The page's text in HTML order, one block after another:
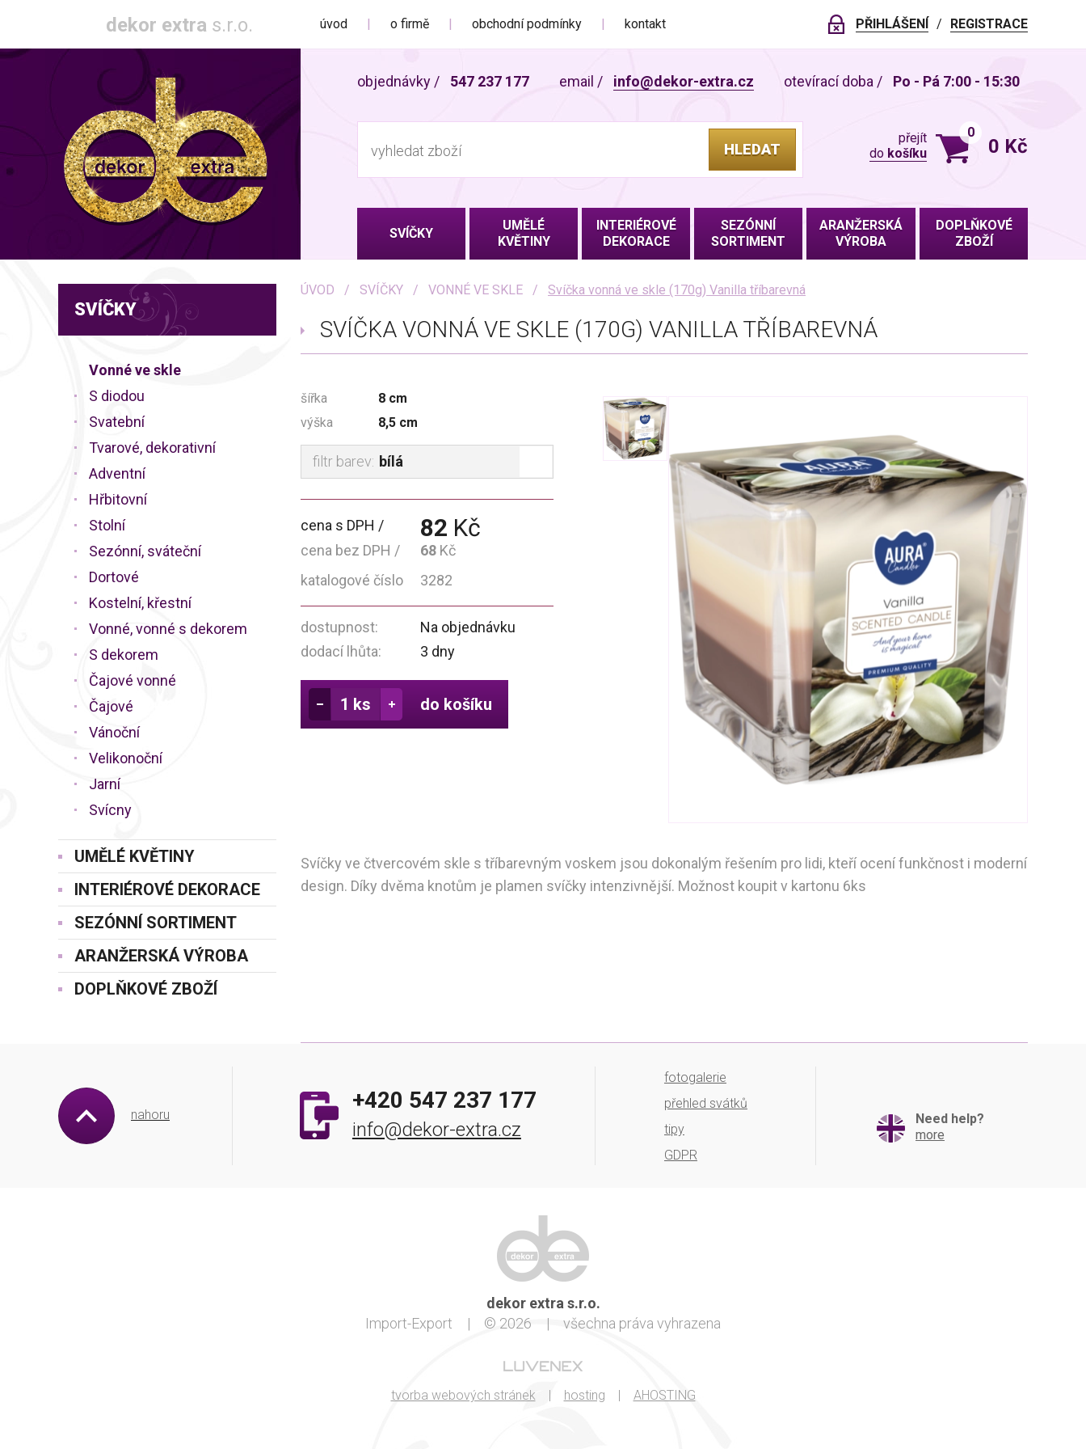
úvod o firmě obchodní podmínky kontakt PŘIHLÁŠENÍ REGISTRACE
dekor extra s.r.o.
objednávky / 547 237 177 email / info@dekor-extra.cz otevírací doba / Po - Pá 7:00 - 15:30
HLEDAT
přejít
do košíku
0
0 Kč
SVÍČKY
UMĚLÉ
KVĚTINY
INTERIÉROVÉ
DEKORACE
SEZÓNNÍ
SORTIMENT
ARANŽERSKÁ
VÝROBA
DOPLŇKOVÉ
ZBOŽÍ
SVÍČKY
Vonné ve skle
S diodou
Svatební
Tvarové, dekorativní
Adventní
Hřbitovní
Stolní
Sezónní, sváteční
Dortové
Kostelní, křestní
Vonné, vonné s dekorem
S dekorem
Čajové vonné
Čajové
Vánoční
Velikonoční
Jarní
Svícny
UMĚLÉ KVĚTINY
INTERIÉROVÉ DEKORACE
SEZÓNNÍ SORTIMENT
ARANŽERSKÁ VÝROBA
DOPLŇKOVÉ ZBOŽÍ
ÚVOD SVÍČKY VONNÉ VE SKLE Svíčka vonná ve skle (170g) Vanilla tříbarevná
SVÍČKA VONNÁ VE SKLE (170G) VANILLA TŘÍBAREVNÁ
šířka
8 cm
výška
8,5 cm
filtr barev: bílá
cena s DPH 82 Kč
cena bez DPH 68 Kč
katalogové číslo
3282
dostupnost:
Na objednávku
dodací lhůta:
3 dny
do košíku
Svíčky ve čtvercovém skle s tříbarevným voskem jsou dokonalým řešením pro lidi, kteří ocení funkčnost i moderní
design. Díky dvěma knotům je plamen svíčky intenzivnější. Možnost koupit v kartonu 6ks
nahoru
+420 547 237 177
info@dekor-extra.cz
Need help?
more
fotogalerie
přehled svátků
tipy
GDPR
dekor extra s.r.o.
Import-Export
| © 2026 | všechna práva vyhrazena
tvorba webových stránek | hosting | AHOSTING